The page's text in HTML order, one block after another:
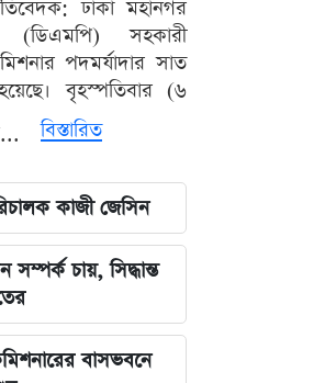
ঢাকা মহানগর
(ডিএমপি) সহকারী
পদমর্যাদার সাত
বৃহস্পতিবার (৬
বিস্তারিত
কাজী জেসিন
সম্পর্ক চায়, সিদ্ধান্ত
বাসভবনে